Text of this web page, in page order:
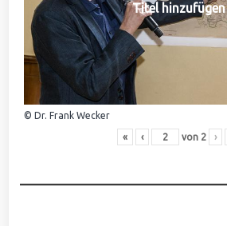
Titel hinzufügen
© Dr. Frank Wecker
« ‹ von 2 ›